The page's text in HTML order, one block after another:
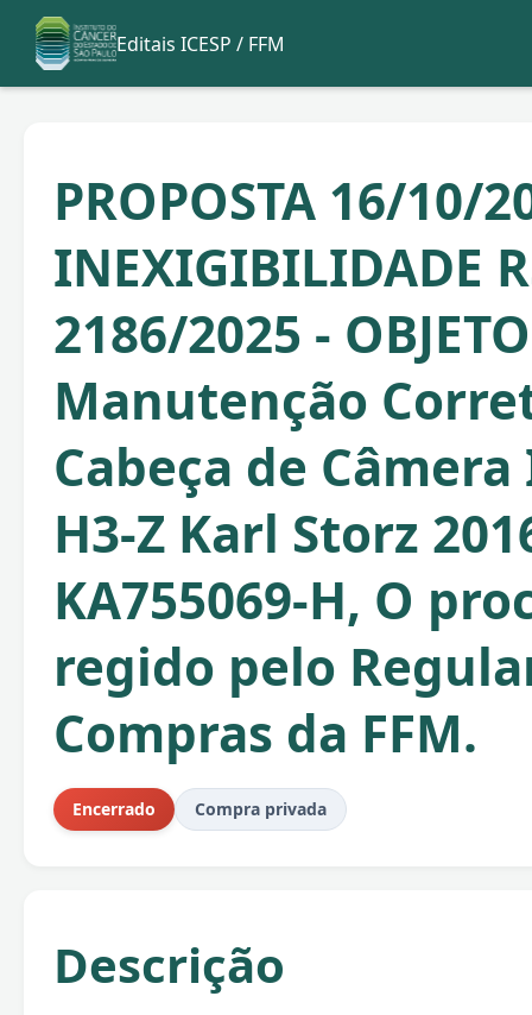
Editais ICESP / FFM
PROPOSTA 16/10/
INEXIGIBILIDADE
2186/2025 -
Manutenção
Cabeça de Câmera
H3-Z Karl Storz
KA755069-H, O
regido pelo
Compras da FFM.
Encerrado Compra privada
Descrição